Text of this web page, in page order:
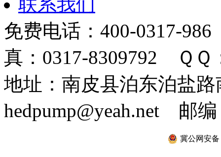
免费电话：400-0317-
真：0317-8309792 ＱＱ
地址：南皮县泊东泊盐
hedpump@yeah.net 邮编
冀公网安备